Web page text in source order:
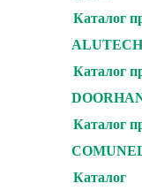
Каталог
ALUTECH
Каталог
Каталог
Каталог